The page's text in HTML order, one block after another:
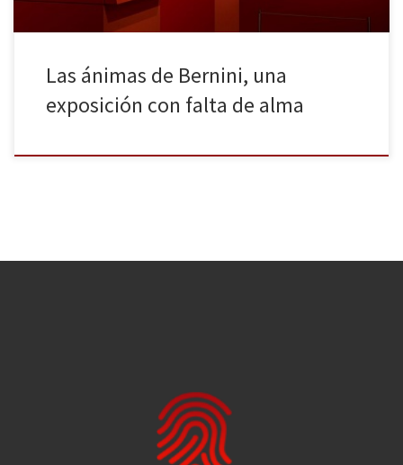
Las ánimas de Bernini, una
exposición con falta de alma